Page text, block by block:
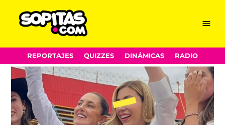
Skip
to
content
Menu
REPORTAJES QUIZZES DINÁMICAS RADIO